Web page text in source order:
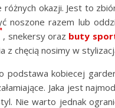
różnych okazji. Jest to
noszone razem lub
, snekersy oraz buty
z chęcią nosimy w
podstawa kobiecej
Jaka jest
Nie warto jednak